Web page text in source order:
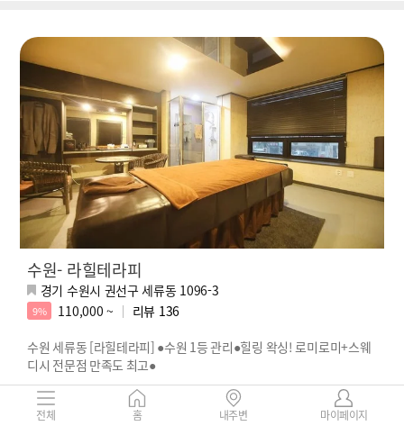
수원- 라힐테라피
경기 수원시 권선구 세류동 1096-3
9% 110,000 ~ 리뷰 136
수원 세류동 [라힐테라피] ●수원 1등 관리●힐링 왁싱! 로미로미+스웨
디시 전문점 만족도 최고●
전체 홈 내주변 마이페이지